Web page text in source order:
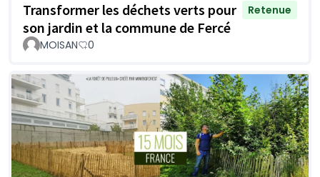
Transformer les déchets verts pour
son jardin et la commune de Fercé
Retenue
MOISAN 0